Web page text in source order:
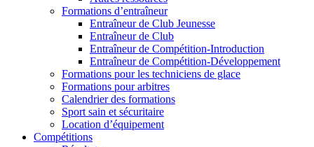
Formations d’entraîneur
Entraîneur de Club Jeunesse
Entraîneur de Club
Entraîneur de Compétition-Introduction
Entraîneur de Compétition-Développement
Formations pour les techniciens de glace
Formations pour arbitres
Calendrier des formations
Sport sain et sécuritaire
Location d’équipement
Compétitions